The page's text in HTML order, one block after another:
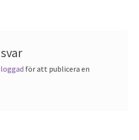
för att publicera en